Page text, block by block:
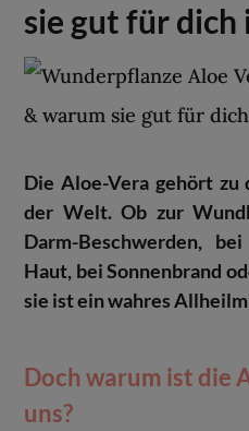
sie gut für dich
Die Aloe-Vera gehört
der Welt. Ob zur
Darm-Beschwerden,
Haut, bei Sonnenbrand
sie ist ein wahres
Doch warum ist die
uns?